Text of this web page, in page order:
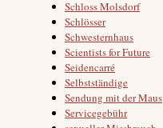
Schloss Molsdorf
Schlösser
Schwesternhaus
Scientists for Future
Seidencarré
Selbstständige
Sendung mit der Maus
Servicegebühr